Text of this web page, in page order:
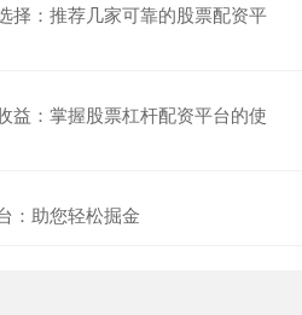
择：推荐几家可靠的股票配资平
益：掌握股票杠杆配资平台的使
：助您轻松掘金